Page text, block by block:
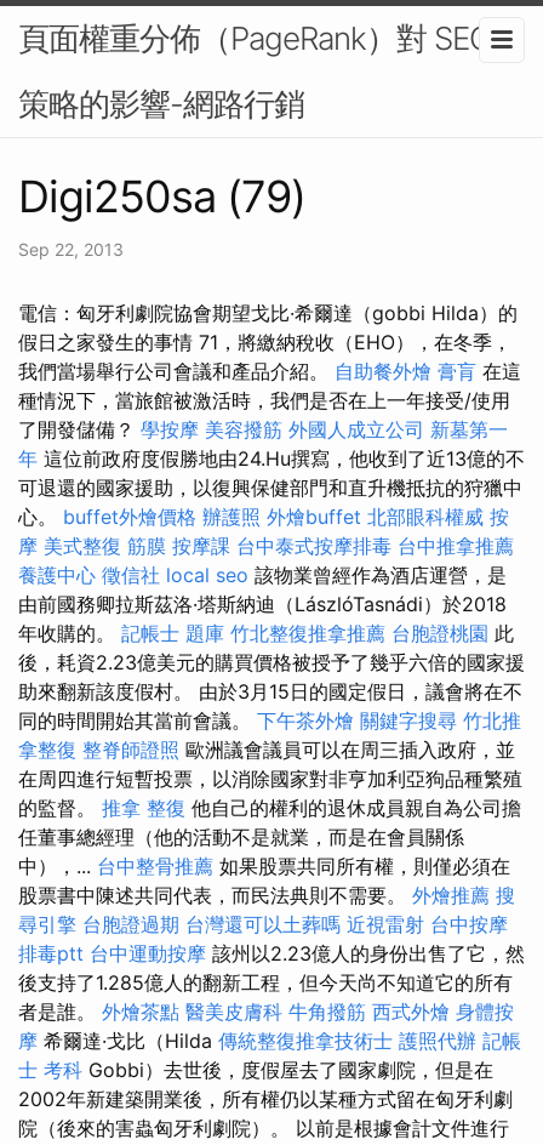
頁面權重分佈（PageRank）對 SEO
策略的影響-網路行銷
Digi250sa (79)
Sep 22, 2013
電信：匈牙利劇院協會期望戈比·希爾達（gobbi Hilda）的
假日之家發生的事情 71，將繳納稅收（EHO），在冬季，
我們當場舉行公司會議和產品介紹。 自助餐外燴 膏肓 在這
種情況下，當旅館被激活時，我們是否在上一年接受/使用
了開發儲備？ 學按摩 美容撥筋 外國人成立公司 新墓第一
年 這位前政府度假勝地由24.Hu撰寫，他收到了近13億的不
可退還的國家援助，以復興保健部門和直升機抵抗的狩獵中
心。 buffet外燴價格 辦護照 外燴buffet 北部眼科權威 按
摩 美式整復 筋膜 按摩課 台中泰式按摩排毒 台中推拿推薦
養護中心 徵信社 local seo 該物業曾經作為酒店運營，是
由前國務卿拉斯茲洛·塔斯納迪（LászlóTasnádi）於2018
年收購的。 記帳士 題庫 竹北整復推拿推薦 台胞證桃園 此
後，耗資2.23億美元的購買價格被授予了幾乎六倍的國家援
助來翻新該度假村。 由於3月15日的國定假日，議會將在不
同的時間開始其當前會議。 下午茶外燴 關鍵字搜尋 竹北推
拿整復 整脊師證照 歐洲議會議員可以在周三插入政府，並
在周四進行短暫投票，以消除國家對非亨加利亞狗品種繁殖
的監督。 推拿 整復 他自己的權利的退休成員親自為公司擔
任董事總經理（他的活動不是就業，而是在會員關係
中），... 台中整骨推薦 如果股票共同所有權，則僅必須在
股票書中陳述共同代表，而民法典則不需要。 外燴推薦 搜
尋引擎 台胞證過期 台灣還可以土葬嗎 近視雷射 台中按摩
排毒ptt 台中運動按摩 該州以2.23億人的身份出售了它，然
後支持了1.285億人的翻新工程，但今天尚不知道它的所有
者是誰。 外燴茶點 醫美皮膚科 牛角撥筋 西式外燴 身體按
摩 希爾達·戈比（Hilda 傳統整復推拿技術士 護照代辦 記帳
士 考科 Gobbi）去世後，度假屋去了國家劇院，但是在
2002年新建築開業後，所有權仍以某種方式留在匈牙利劇
院（後來的害蟲匈牙利劇院）。 以前是根據會計文件進行